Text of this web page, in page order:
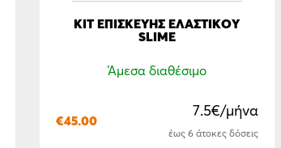
ΚΙΤ ΕΠΙΣΚΕΥΗΣ ΕΛΑΣΤΙΚΟΥ
SLIME
Άμεσα διαθέσιμο
€45.00
7.5€/μήνα
έως 6 άτοκες δόσεις